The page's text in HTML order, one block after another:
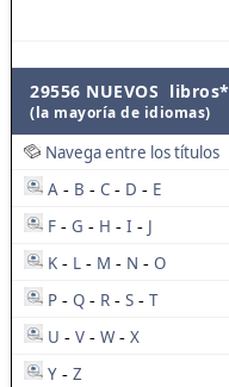
29556 NUEVOS libros*
(la mayoría de idiomas)
Navega entre los títulos
A - B - C - D - E
F - G - H - I - J
K - L - M - N - O
P - Q - R - S - T
U - V - W - X
Y - Z